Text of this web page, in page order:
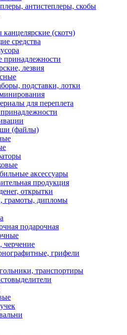
антистеплеры, скобы
(скотч)
средства
лезвия
подставки, лотки
для переплета
(файлы)
аксессуары
продукция
открытки
грамоты, дипломы
подарочная
черчение
грифели
транспортиры